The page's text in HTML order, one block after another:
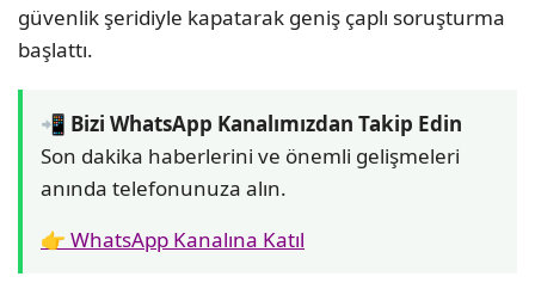
güvenlik şeridiyle kapatarak geniş çaplı soruşturma
başlattı.
📲 Bizi WhatsApp Kanalımızdan Takip Edin
Son dakika haberlerini ve önemli gelişmeleri
anında telefonunuza alın.
👉 WhatsApp Kanalına Katıl